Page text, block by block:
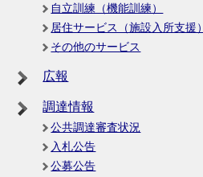
自立訓練（機能訓練）
居住サービス（施設入所支援）
その他のサービス
広報
調達情報
公共調達審査状況
入札公告
公募公告